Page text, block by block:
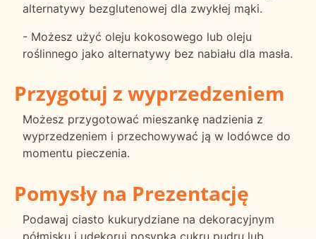
alternatywy bezglutenowej dla zwykłej mąki.
- Możesz użyć oleju kokosowego lub oleju
roślinnego jako alternatywy bez nabiału dla masła.
Przygotuj z wyprzedzeniem
Możesz przygotować mieszankę nadzienia z
wyprzedzeniem i przechowywać ją w lodówce do
momentu pieczenia.
Pomysły na Prezentację
Podawaj ciasto kukurydziane na dekoracyjnym